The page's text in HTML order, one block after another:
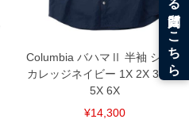
Columbia バハマⅡ 半袖 シャツ
カレッジネイビー 1X 2X 3X 4X
5X 6X
¥14,300